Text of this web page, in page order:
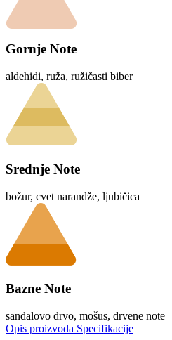
Gornje Note
aldehidi, ruža, ružičasti biber
Srednje Note
božur, cvet narandže, ljubičica
Bazne Note
sandalovo drvo, mošus, drvene note
Opis proizvoda Specifikacije